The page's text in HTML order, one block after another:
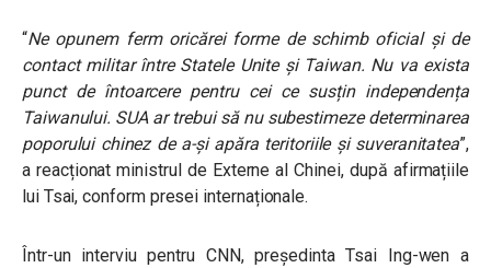
“Ne opunem ferm oricărei forme de schimb oficial și de
contact militar între Statele Unite și Taiwan. Nu va exista
punct de întoarcere pentru cei ce susțin independența
Taiwanului. SUA ar trebui să nu subestimeze determinarea
poporului chinez de a-și apăra teritoriile și suveranitatea”,
a reacționat ministrul de Externe al Chinei, după afirmațiile
lui Tsai, conform presei internaționale.
Într-un interviu pentru CNN, președinta Tsai Ing-wen a